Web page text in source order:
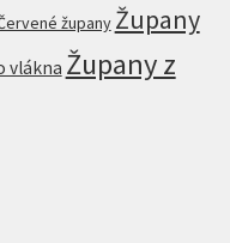
župany Župany
vlákna Župany z